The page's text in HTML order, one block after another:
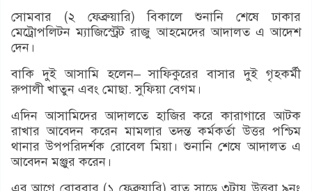
সোমবার (২ ফেব্রুয়ারি) বিকালে শুনানি শেষে ঢাকার
মেট্রোপলিটন ম্যাজিস্ট্রেট রাজু আহমেদের আদালত এ আদেশ
দেন।
বাকি দুই আসামি হলেন– সাফিকুরের বাসার দুই গৃহকর্মী
রুপালী খাতুন এবং মোছা. সুফিয়া বেগম।
এদিন আসামিদের আদালতে হাজির করে কারাগারে আটক
রাখার আবেদন করেন মামলার তদন্ত কর্মকর্তা উত্তর পশ্চিম
থানার উপপরিদর্শক রোবেল মিয়া। শুনানি শেষে আদালত এ
আবেদন মঞ্জুর করেন।